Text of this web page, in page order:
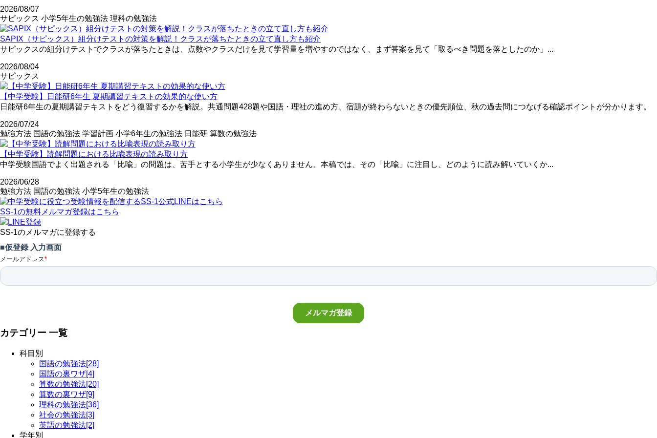
2026/08/07
サピックス 小学5年生の勉強法 理科の勉強法
SAPIX（サピックス）組分けテストの対策を解説！クラスが落ちたときの立て直し方も紹介
サピックスの組分けテストでクラスが落ちたときは、点数やクラスだけを見て学習量を増やすのではなく、まず答案を見て「取るべき問題を落としたのか」...
2026/08/04
サピックス
【中学受験】日能研6年生 夏期講習テキストの効果的な使い方
日能研6年生の夏期講習テキストをどう復習するかを解説。共通問題428題や国語・理社の進め方、宿題が終わらないときの優先順位、秋の過去問につなげる確認ポイントが分かります。
2026/07/24
勉強方法 国語の勉強法 学習計画 小学6年生の勉強法 日能研 算数の勉強法
【中学受験】読解問題における比喩表現の読み取り方
中学受験国語でよく出題される「比喩」の問題は、苦手とする小学生が少なくありません。本稿では、その「比喩」に注目し、どのように読み解いていくか...
2026/06/28
勉強方法 国語の勉強法 小学5年生の勉強法
SS-1の無料メルマガ登録はこちら
SS-1のメルマガに登録する
カテゴリー 一覧
科目別
国語の勉強法[28]
国語の裏ワザ[4]
算数の勉強法[20]
算数の裏ワザ[9]
理科の勉強法[36]
社会の勉強法[3]
英語の勉強法[2]
学年別